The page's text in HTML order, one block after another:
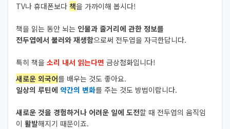
TV나 휴대폰보다 책을 가까이해 봅시다!
책을 읽는 동안 뇌는 인물과 줄거리에 관한 정보를
전두엽에서 불러와 재생함으로써 전두엽을 자극한답니다.
특히 책을 소리 내서 읽는다면 금상첨화입니다!
새로운 외국어를 배우는 것도 좋아요.
일상의 루틴에 약간의 변화를 주는 것도 방법이랍니다.
새로운 것을 경험하거나 어려운 일에 도전할 때 전두엽의 움직임
이 활발해지기 때문이죠.